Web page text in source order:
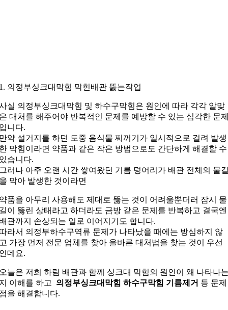
의정부싱크대막힘 막힌배관 뚫는작업
실 의정부싱크대막힘 및 하수구막힘은 원인에 따라 각각 알맞
대처를 해주어야 반복적인 문제를 예방할 수 있는 심각한 문
니다.
약 설거지를 하던 도중 음식물 찌꺼기가 일시적으로 걸려 발생
막힘이라면 약품과 같은 작은 방법으로도 간단하게 해결할 수
습니다.
러나 아주 오랜 시간 쌓여왔던 기름 덩어리가 배관 전체의 물
막아 발생한 것이라면
품을 아무리 사용해도 제대로 뚫는 것이 어려울뿐더러 잠시 물
이 뚫린 상태라고 하더라도 금방 같은 문제를 반복하고 결국엔
관까지 손상되는 일로 이어지기도 합니다.
라서 의정부하수구역류 문제가 나타났을 때에는 방심하지 않
가장 먼저 전문 업체를 찾아 올바른 대처법을 찾는 것이 우선
데요.
늘은 저희 하림 배관과 함께 싱크대 막힘의 원인이 왜 나타나
이해를 하고 의정부싱크대막힘 하수구막힘 기름제거 등 문제
을 해결합니다.